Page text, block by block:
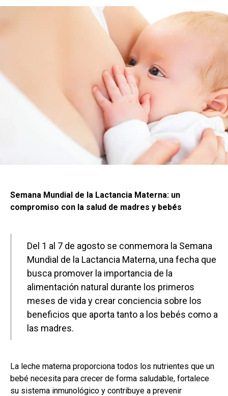
Semana Mundial de la Lactancia Materna: un
compromiso con la salud de madres y bebés
Del 1 al 7 de agosto se conmemora la Semana
Mundial de la Lactancia Materna, una fecha que
busca promover la importancia de la
alimentación natural durante los primeros
meses de vida y crear conciencia sobre los
beneficios que aporta tanto a los bebés como a
las madres.
La leche materna proporciona todos los nutrientes que un
bebé necesita para crecer de forma saludable, fortalece
su sistema inmunológico y contribuye a prevenir